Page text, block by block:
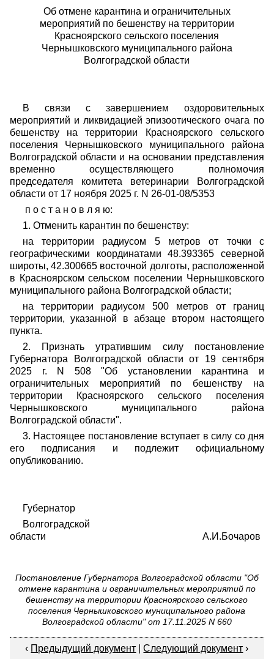
Об отмене карантина и ограничительных
мероприятий по бешенству на территории
Красноярского сельского поселения
Чернышковского муниципального района
Волгоградской области
В связи с завершением оздоровительных
мероприятий и ликвидацией эпизоотического очага по
бешенству на территории Красноярского сельского
поселения Чернышковского муниципального района
Волгоградской области и на основании представления
временно осуществляющего полномочия
председателя комитета ветеринарии Волгоградской
области от 17 ноября 2025 г. N 26-01-08/5353
п о с т а н о в л я ю:
1. Отменить карантин по бешенству:
на территории радиусом 5 метров от точки с
географическими координатами 48.393365 северной
широты, 42.300665 восточной долготы, расположенной
в Красноярском сельском поселении Чернышковского
муниципального района Волгоградской области;
на территории радиусом 500 метров от границ
территории, указанной в абзаце втором настоящего
пункта.
2.
Признать утратившим силу постановление
Губернатора Волгоградской области от 19 сентября
2025 г. N 508 "Об установлении карантина и
ограничительных мероприятий по бешенству на
территории
Красноярского сельского поселения
Чернышковского муниципального района
Волгоградской области".
3. Настоящее постановление вступает в силу со дня
его подписания и подлежит официальному
опубликованию.
Губернатор
Волгоградской
области А.И.Бочаров
Постановление Губернатора Волгоградской области "Об
отмене карантина и ограничительных мероприятий по
бешенству на территории Красноярского сельского
поселения Чернышковского муниципального района
Волгоградской области" от 17.11.2025 N 660
‹ Предыдущий документ |Следующий документ ›